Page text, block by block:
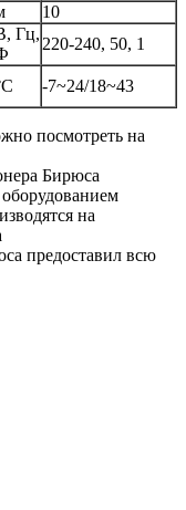
10
Гц,
220-240, 50, 1
-7~24/18~43
посмотреть на
Бирюса
на
предоставил всю